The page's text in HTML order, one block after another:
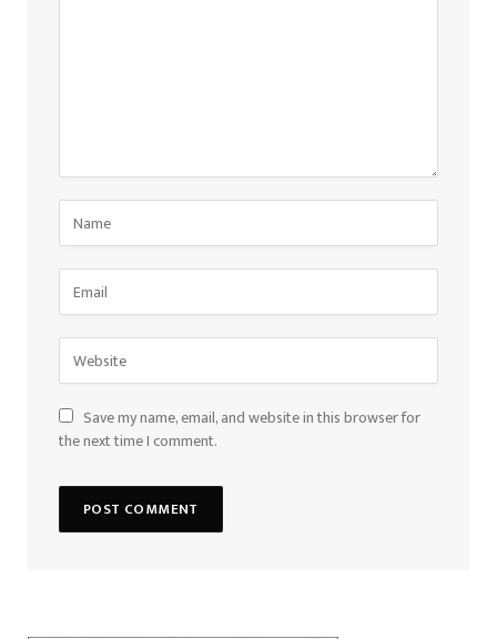
Save my name, email, and website in this browser for
the next time I comment.